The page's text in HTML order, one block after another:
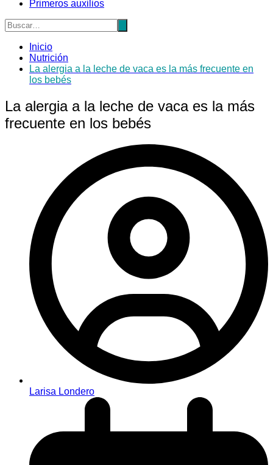
Primeros auxilios
Inicio
Nutrición
La alergia a la leche de vaca es la más frecuente en
los bebés
La alergia a la leche de vaca es la más
frecuente en los bebés
Larisa Londero